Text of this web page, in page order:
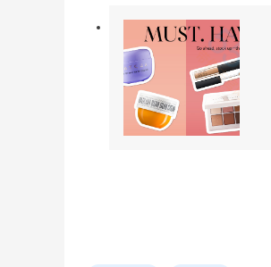
ERGO Baby
4%返利
62人获得返利
Belly Bandit
4%返利